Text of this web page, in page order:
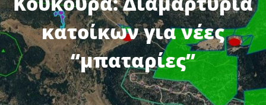
κατοίκων για νέες
“μπαταρίες”